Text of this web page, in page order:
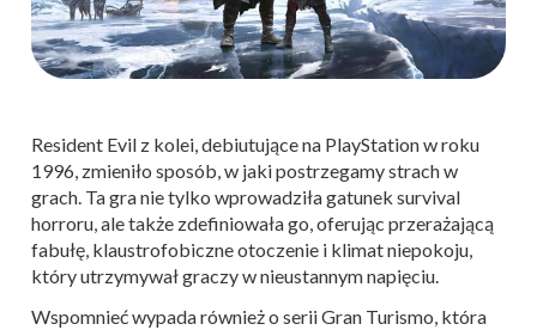
Resident Evil z kolei, debiutujące na PlayStation w roku
1996, zmieniło sposób, w jaki postrzegamy strach w
grach. Ta gra nie tylko wprowadziła gatunek survival
horroru, ale także zdefiniowała go, oferując przerażającą
fabułę, klaustrofobiczne otoczenie i klimat niepokoju,
który utrzymywał graczy w nieustannym napięciu.
Wspomnieć wypada również o serii Gran Turismo, która